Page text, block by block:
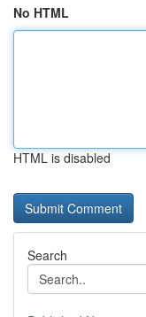
No HTML
HTML is disabled
Search